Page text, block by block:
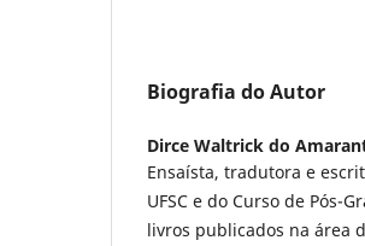
Biografia do Autor
Dirce Waltrick do
Ensaísta, tradutora e
UFSC e do Curso de Pós-
livros publicados na área